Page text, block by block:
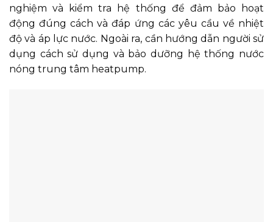
nghiệm và kiểm tra hệ thống để đảm bảo hoạt
động đúng cách và đáp ứng các yêu cầu về nhiệt
độ và áp lực nước. Ngoài ra, cần hướng dẫn người sử
dụng cách sử dụng và bảo dưỡng hệ thống nước
nóng trung tâm heatpump.